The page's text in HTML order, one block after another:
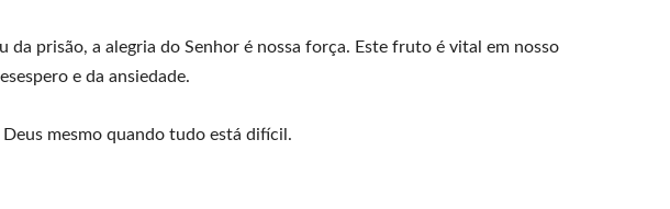
prisão, a alegria do Senhor é nossa força. Este fruto é vital em nosso
e da ansiedade.
mesmo quando tudo está difícil.